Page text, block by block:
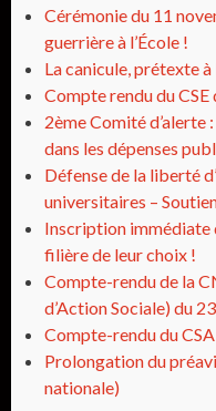
Cérémonie du 11
guerrière à l’École !
La canicule, prétexte
Compte rendu du
2ème Comité d’alerte
dans les dépenses
Défense de la liberté
universitaires –
Inscription immédiate
filière de leur choix !
Compte-rendu de la
d’Action Sociale) du 23
Compte-rendu du
Prolongation du
nationale)